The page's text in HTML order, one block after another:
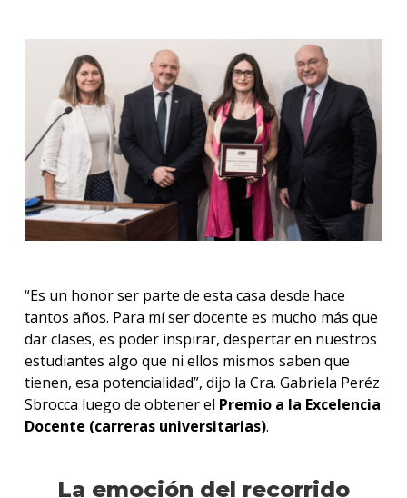
“Es un honor ser parte de esta casa desde hace
tantos años. Para mí ser docente es mucho más que
dar clases, es poder inspirar, despertar en nuestros
estudiantes algo que ni ellos mismos saben que
tienen, esa potencialidad”, dijo la Cra. Gabriela Peréz
Sbrocca luego de obtener el Premio a la Excelencia
Docente (carreras universitarias).
La emoción del recorrido